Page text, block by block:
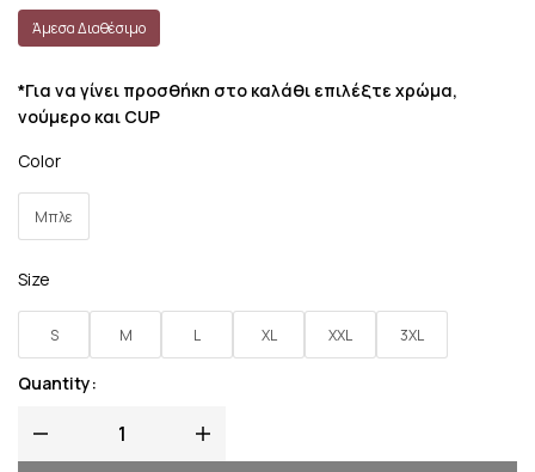
Άμεσα Διαθέσιμο
*Για να γίνει προσθήκη στο καλάθι επιλέξτε χρώμα,
νούμερο και CUP
Color
Μπλε
Size
S M L XL XXL 3XL
Quantity: